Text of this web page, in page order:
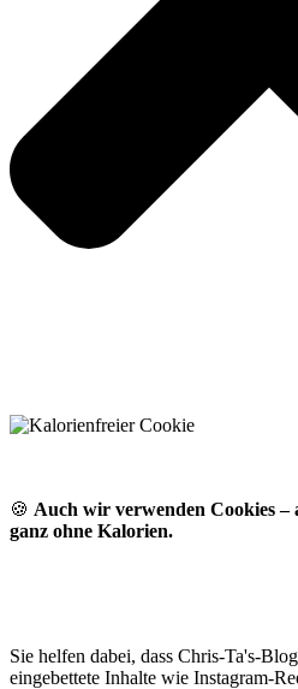
🍪 Auch wir verwenden Cookies
ganz ohne Kalorien.
Sie helfen dabei, dass Chris-Ta's-
eingebettete Inhalte wie Instagram-